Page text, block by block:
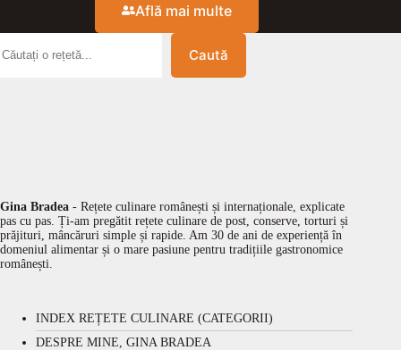
Află mai multe
Caută
Gina Bradea - Rețete culinare românești și internaționale, explicate
pas cu pas. Ți-am pregătit rețete culinare de post, conserve, torturi și
prăjituri, mâncăruri simple și rapide. Am 30 de ani de experiență în
domeniul alimentar și o mare pasiune pentru tradițiile gastronomice
românești.
INDEX REȚETE CULINARE (CATEGORII)
DESPRE MINE, GINA BRADEA